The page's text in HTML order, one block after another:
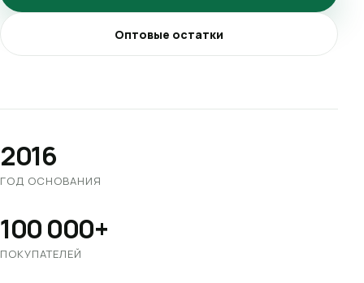
Оптовые остатки
2016
ГОД ОСНОВАНИЯ
100 000+
ПОКУПАТЕЛЕЙ